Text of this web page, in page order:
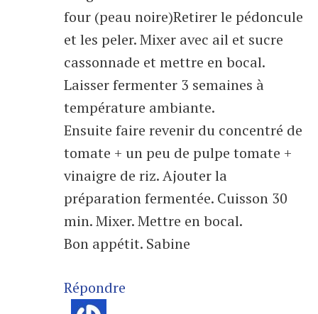
four (peau noire)Retirer le pédoncule
et les peler. Mixer avec ail et sucre
cassonnade et mettre en bocal.
Laisser fermenter 3 semaines à
température ambiante.
Ensuite faire revenir du concentré de
tomate + un peu de pulpe tomate +
vinaigre de riz. Ajouter la
préparation fermentée. Cuisson 30
min. Mixer. Mettre en bocal.
Bon appétit. Sabine
Répondre